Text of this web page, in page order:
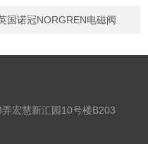
国诺冠NORGREN电磁阀
宏慧新汇园10号楼B203